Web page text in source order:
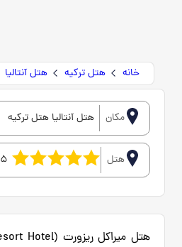
خانه هتل ترکیه هتل آنتالیا
مکان هتل آنتالیا هتل ترکیه
هتل 5 ستاره